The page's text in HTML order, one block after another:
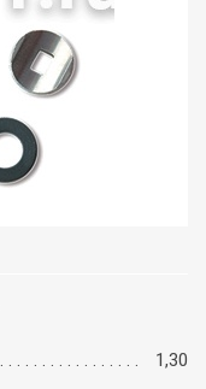
1,30